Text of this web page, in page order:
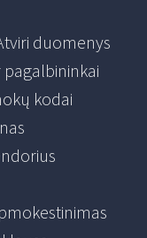
duomenys
pagalbininkai
kodai